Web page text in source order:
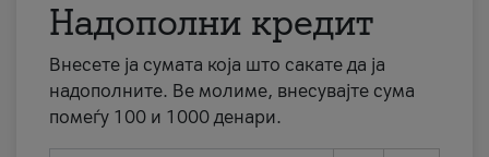
Надополни кредит
Внесете ја сумата која што сакате да ја
надополните. Ве молиме, внесувајте сума
помеѓу 100 и 1000 денари.